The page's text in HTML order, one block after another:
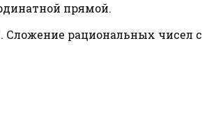
прямой.
рациональных чисел с